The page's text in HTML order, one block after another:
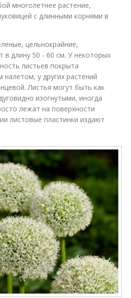
многолетнее растение,
с длинными корнями в
цельнокрайние,
в длину 50 - 60 см. У некоторых
листьев покрыта
у других растений
Листья могут быть как
изогнутыми, иногда
лежат на поверхности
листовые пластинки издают